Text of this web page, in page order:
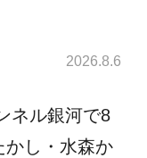
2026.8.6
ネル銀河で8
し・水森か